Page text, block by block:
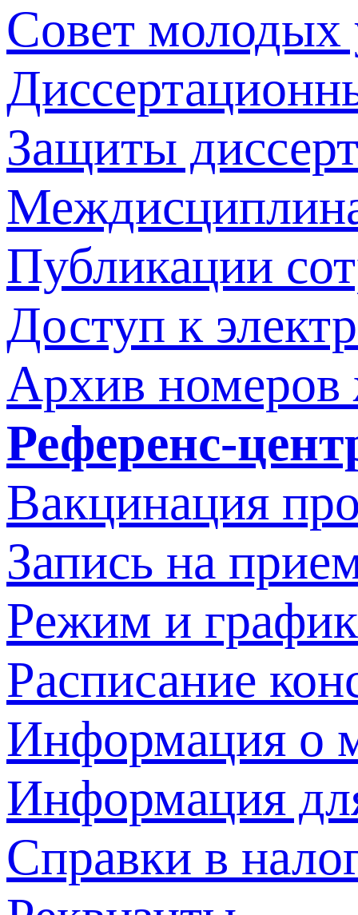
Совет молодых
Защиты
Публикации
Доступ к
Архив номеров
Референс-
Вакцинация
Запись на
Режим и
Расписание
Информация о
Информация
Справки в